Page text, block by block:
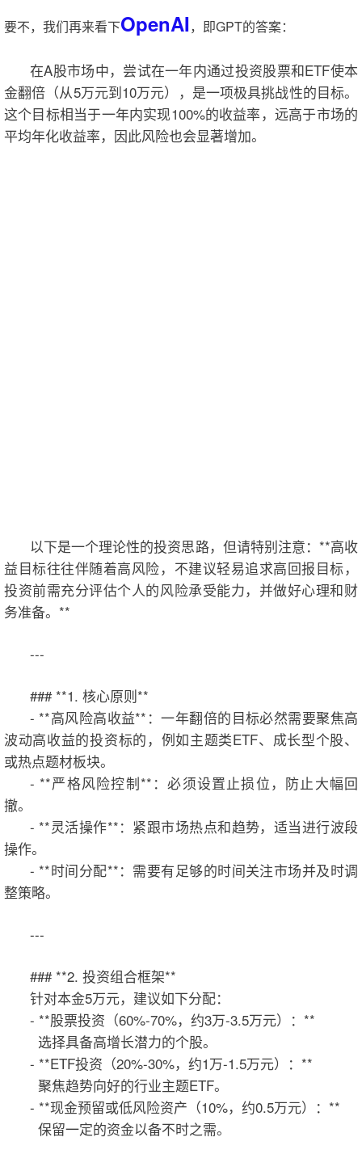
要不，我们再来看下OpenAI，即GPT的答案：
在A股市场中，尝试在一年内通过投资股票和ETF使本
金翻倍（从5万元到10万元），是一项极具挑战性的目标。
这个目标相当于一年内实现100%的收益率，远高于市场的
平均年化收益率，因此风险也会显著增加。
以下是一个理论性的投资思路，但请特别注意：**高收
益目标往往伴随着高风险，不建议轻易追求高回报目标，
投资前需充分评估个人的风险承受能力，并做好心理和财
务准备。**
---
### **1. 核心原则**
- **高风险高收益**：一年翻倍的目标必然需要聚焦高
波动高收益的投资标的，例如主题类ETF、成长型个股、
或热点题材板块。
- **严格风险控制**：必须设置止损位，防止大幅回
撤。
- **灵活操作**：紧跟市场热点和趋势，适当进行波段
操作。
- **时间分配**：需要有足够的时间关注市场并及时调
整策略。
---
### **2. 投资组合框架**
针对本金5万元，建议如下分配：
- **股票投资（60%-70%，约3万-3.5万元）：**
选择具备高增长潜力的个股。
- **ETF投资（20%-30%，约1万-1.5万元）：**
聚焦趋势向好的行业主题ETF。
- **现金预留或低风险资产（10%，约0.5万元）：**
保留一定的资金以备不时之需。